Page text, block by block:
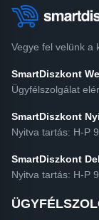
Vegye fel velünk a
SmartDiszkont
Ügyfélszolgálat
SmartDiszkont
Nyitva tartás: H-P
SmartDiszkont
Nyitva tartás: H-P